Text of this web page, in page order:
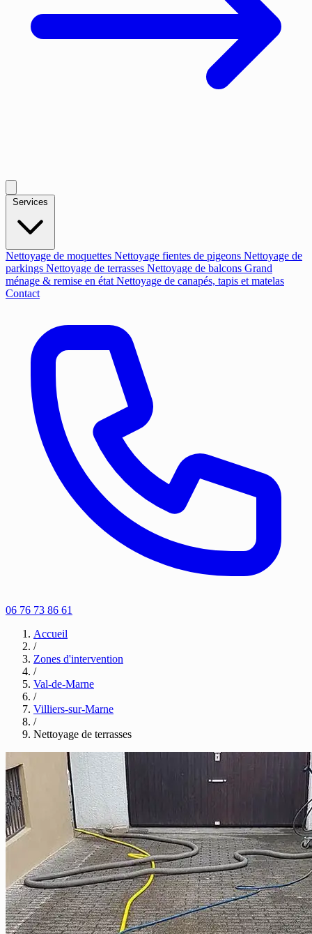
Nettoyage de moquettes Nettoyage fientes de pigeons Nettoyage de
parkings Nettoyage de terrasses Nettoyage de balcons Grand
ménage & remise en état Nettoyage de canapés, tapis et matelas
Contact
06 76 73 86 61
Accueil
/
Zones d'intervention
/
Val-de-Marne
/
Villiers-sur-Marne
/
Nettoyage de terrasses